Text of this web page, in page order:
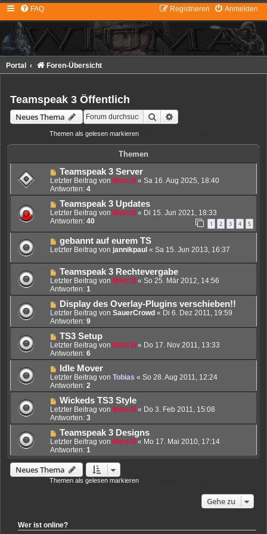
FAQ Anmelden
Registrieren
Portal Foren-Übersicht
Teamspeak 3 Öffentlich
Neues Thema Suche
Themen als gelesen markieren
Themen
Teamspeak 3 Server
Letzter Beitrag von Marc3l « Sa 16. Aug 2025, 18:40
Antworten: 4
Teamspeak 3 Updates
Letzter Beitrag von Marc3l « Di 15. Jun 2021, 18:33
Antworten: 40 1 2 3 4 5
gebannt auf eurem TS
Letzter Beitrag von jannikpaul « Sa 15. Jun 2013, 16:37
Teamspeak 3 Rechtevergabe
Letzter Beitrag von Marc3l « So 25. Mär 2012, 14:56
Antworten: 1
Display des Overlay-Plugins verschieben!!
Letzter Beitrag von SauerCrowd « Di 6. Dez 2011, 19:59
Antworten: 9
TS3 Setup
Letzter Beitrag von Marc3l « Do 17. Nov 2011, 13:33
Antworten: 6
Idle Mover
Letzter Beitrag von Tobias « So 28. Aug 2011, 12:24
Antworten: 2
Wickeds TS3 Style
Letzter Beitrag von Marc3l « Do 3. Feb 2011, 15:08
Antworten: 3
Teamspeak 3 Designs
Letzter Beitrag von Marc3l « Mo 17. Mai 2010, 17:14
Antworten: 1
Neues Thema
Themen als gelesen markieren
Gehe zu
Wer ist online?